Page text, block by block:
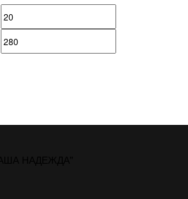
Минимальная
цена
цена